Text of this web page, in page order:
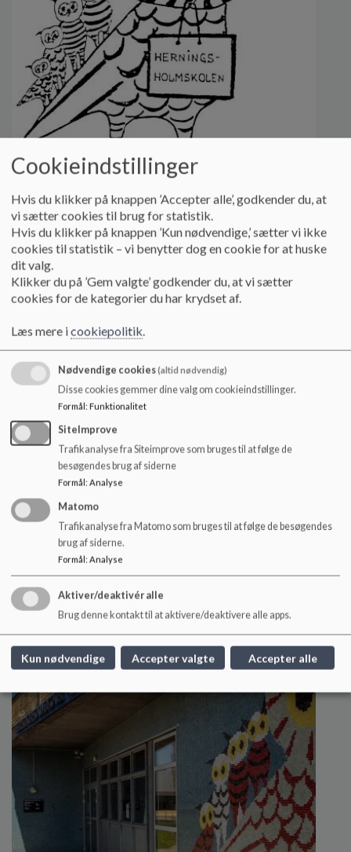
Her kan du læse referater fra skolebestyrelsens
møder
Læs mere
Indskrivning til 0. klasse 26/27
Herningsholmskolen åbner dørene til den nye skole i
august 2026. Skal dit barn starte i 0.
Læs mere
Cookieindstillinger
Hvis du klikker på knappen ’Accepter alle’, godkender du, at
vi sætter cookies til brug for statistik.
Hvis du klikker på knappen ’Kun nødvendige,’ sætter vi ikke
cookies til statistik – vi benytter dog en cookie for at huske
dit valg.
Klikker du på ’Gem valgte’ godkender du, at vi sætter
cookies for de kategorier du har krydset af.
Læs mere icookiepolitik.
Nødvendige cookies(altid nødvendig)
Disse cookies gemmer dine valg om cookieindstillinger.
Formål: Funktionalitet
SiteImprove
Trafikanalyse fra Siteimprove som bruges til at følge de
besøgendes brug af siderne
Formål : Analyse
Matomo
Trafikanalyse fra Matomo som bruges til at følge de besøgendes
brug af siderne.
Formål: Analyse
Aktiver/deaktivér alle
Brug denne kontakt til at aktivere/deaktivere alle apps.
Kun nødvendige Accepter valgte Accepter alle